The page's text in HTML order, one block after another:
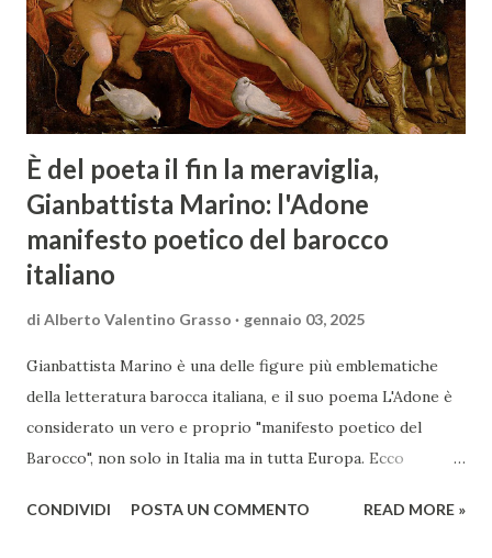
È del poeta il fin la meraviglia,
Gianbattista Marino: l'Adone
manifesto poetico del barocco
italiano
di Alberto Valentino Grasso gennaio 03, 2025
Gianbattista Marino è una delle figure più emblematiche
della letteratura barocca italiana, e il suo poema L'Adone è
considerato un vero e proprio "manifesto poetico del
Barocco", non solo in Italia ma in tutta Europa. Ecco
rendono un'opera fondamentale per il periodo. Marino fu
CONDIVIDI POSTA UN COMMENTO READ MORE »